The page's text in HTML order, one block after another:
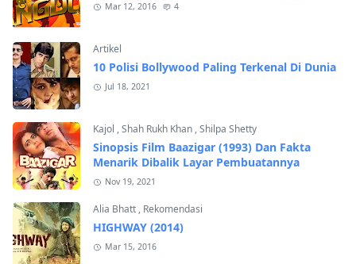
Mar 12, 2016 4
Artikel
10 Polisi Bollywood Paling Terkenal Di Dunia
Jul 18, 2021
Kajol ,Shah Rukh Khan,Shilpa Shetty
Sinopsis Film Baazigar (1993) Dan Fakta
Menarik Dibalik Layar Pembuatannya
Nov 19, 2021
Alia Bhatt, Rekomendasi
HIGHWAY (2014)
Mar 15, 2016